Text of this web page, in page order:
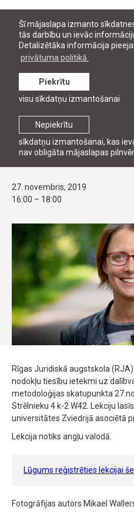
Šī mājaslapa izmanto
tās darbību un ievāc
Detalizētāka informācija
privātuma politikā.
Nepiekrītu
sīkdatņu izmantošanai, kas
nav obligāta mājaslapas
Piekrītu
visu sīkdatņu izmantošanai
Pasākumi
PUBLISKĀ LEKCIJA
Publiskā lekcija par
likumdošanas
likumdošanu
27. novembris, 2019
16:00 – 18:00
Rīgas Juridiskā augstskola
nodokļu tiesību ietekmi uz
metodoloģijas skatupunkta
Strēlnieku 4 k-2 W42. Lekciju
universitātes Zviedrijā asociētā
Lekcija notiks angļu valodā.
Lūgums reģistrēties lekcijai
Fotogrāfijas autors Mikael